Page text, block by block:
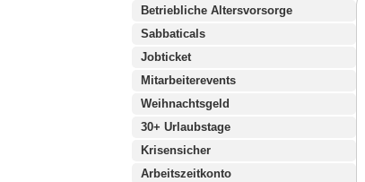
Betriebliche Altersvorsorge
Sabbaticals
Jobticket
Mitarbeiterevents
Weihnachtsgeld
30+ Urlaubstage
Krisensicher
Arbeitszeitkonto